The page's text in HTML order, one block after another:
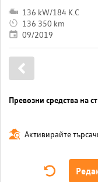
136 kW/184 K.C
136 350 km
09/2019
Превозни средства на
Активирайте